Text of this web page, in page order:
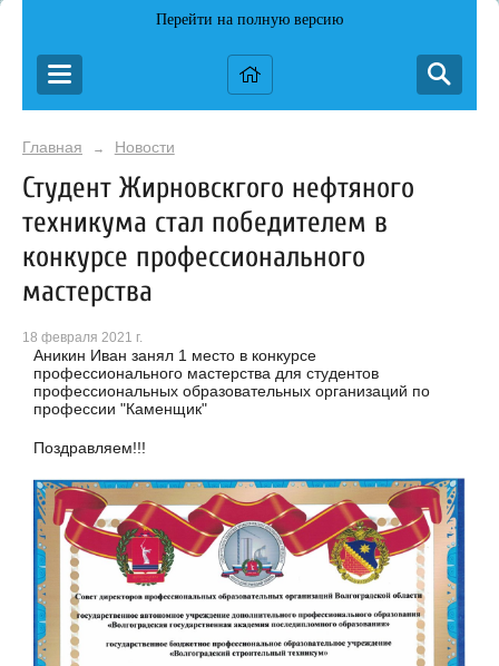
Перейти на полную версию
Главная → Новости
Студент Жирновскгого нефтяного
техникума стал победителем в
конкурсе профессионального
мастерства
18 февраля 2021 г.
Аникин Иван занял 1 место в конкурсе
профессионального мастерства для студентов
профессиональных образовательных организаций по
профессии "Каменщик"
Поздравляем!!!